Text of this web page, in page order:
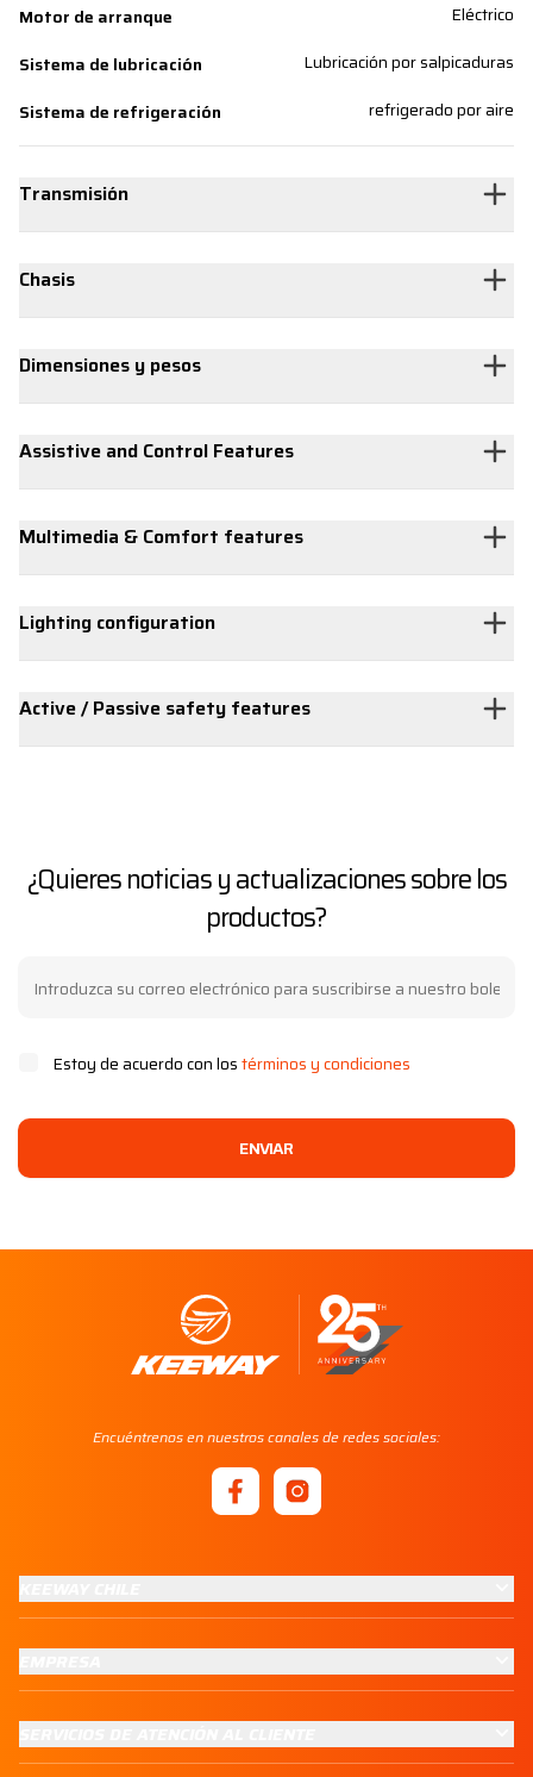
Motor de arranque
Eléctrico
Sistema de lubricación
Lubricación por salpicaduras
Sistema de refrigeración
refrigerado por aire
Transmisión
Chasis
Dimensiones y pesos
Assistive and Control Features
Multimedia & Comfort features
Lighting configuration
Active / Passive safety features
¿Quieres noticias y actualizaciones sobre los
productos?
Estoy de acuerdo con lostérminos y condiciones
ENVIAR
Encuéntrenos en nuestros canales de redes sociales: